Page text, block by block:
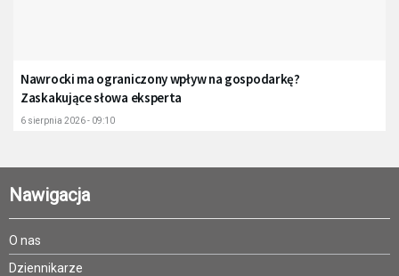
Nawrocki ma ograniczony wpływ na gospodarkę?
Zaskakujące słowa eksperta
6 sierpnia 2026 - 09:10
Nawigacja
O nas
Dziennikarze